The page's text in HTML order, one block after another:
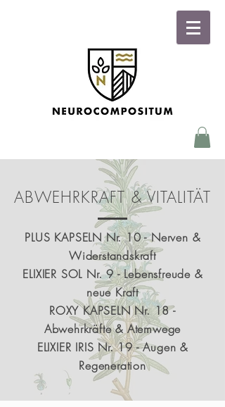
ABWEHRKRAFT & VITALITÄT
PLUS KAPSELN Nr. 10 - Nerven &
Widerstandskraft
ELIXIER SOL Nr. 9 - Lebensfreude &
neue Kraft
ROXY KAPSELN Nr. 18 -
Abwehrkräfte & Atemwege
ELIXIER IRIS Nr. 19 - Augen &
Regeneration